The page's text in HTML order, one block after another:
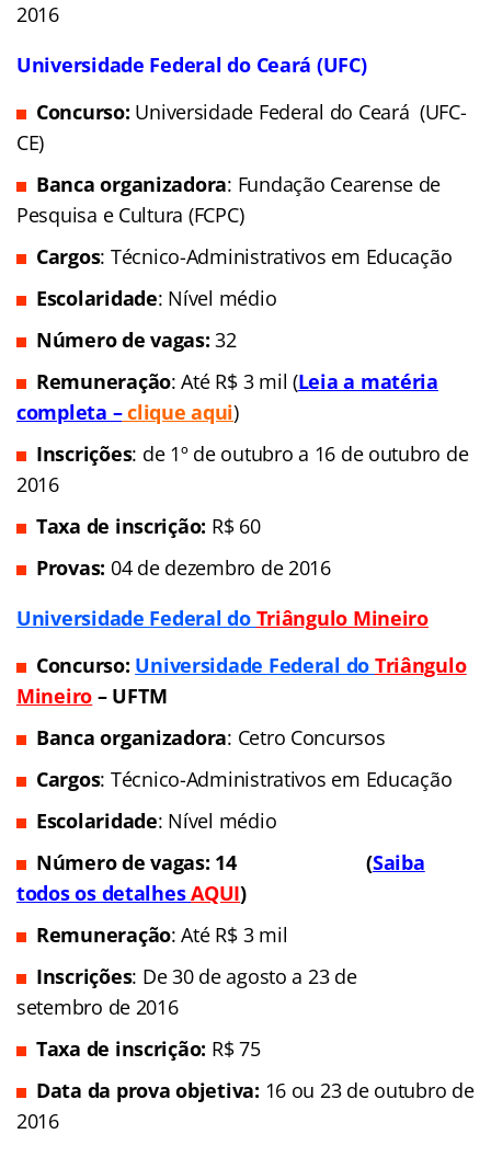
2016
Universidade Federal do Ceará (UFC)
Concurso: Universidade Federal do Ceará (UFC-
CE)
Banca organizadora: Fundação Cearense de
Pesquisa e Cultura (FCPC)
Cargos: Técnico-Administrativos em Educação
Escolaridade: Nível médio
Número de vagas:32
Remuneração: Até R$ 3 mil (Leia a matéria
completa –clique aqui)
Inscrições: de 1º de outubro a 16 de outubro de
2016
Taxa de inscrição: R$ 60
Provas: 04 de dezembro de 2016
Universidade Federal do Triângulo Mineiro
Concurso: Universidade Federal do Triângulo
Mineiro – UFTM
Banca organizadora: Cetro Concursos
Cargos: Técnico-Administrativos em Educação
Escolaridade: Nível médio
Número de vagas: 14 (Saiba
todos os detalhesAQUI)
Remuneração: Até R$ 3 mil
Inscrições: De 30 de agosto a 23 de
setembro de 2016
Taxa de inscrição: R$ 75
Data da prova objetiva: 16 ou 23 de outubro de
2016